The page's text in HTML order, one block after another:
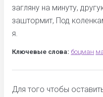
загляну на минуту,
заштормит, Под
я.
Ключевые слова: боцман
Для того чтобы